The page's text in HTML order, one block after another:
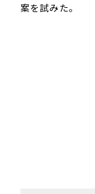
案を試みた。